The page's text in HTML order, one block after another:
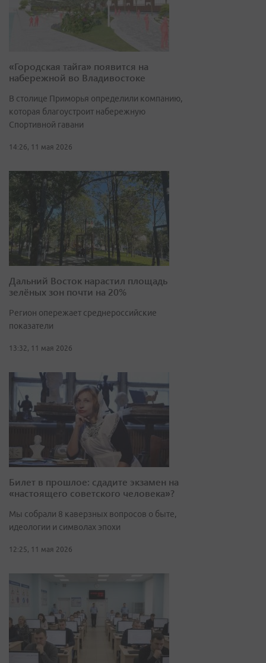
«Городская тайга» появится на
набережной во Владивостоке
В столице Приморья определили компанию,
которая благоустроит набережную
Спортивной гавани
14:26, 11 мая 2026
Дальний Восток нарастил площадь
зелёных зон почти на 20%
Регион опережает среднероссийские
показатели
13:32, 11 мая 2026
Билет в прошлое: сдадите экзамен на
«настоящего советского человека»?
Мы собрали 8 каверзных вопросов о быте,
идеологии и символах эпохи
12:25, 11 мая 2026